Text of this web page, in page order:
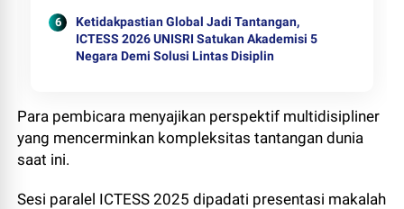
Ketidakpastian Global Jadi Tantangan,
ICTESS 2026 UNISRI Satukan Akademisi 5
Negara Demi Solusi Lintas Disiplin
Para pembicara menyajikan perspektif multidisipliner
yang mencerminkan kompleksitas tantangan dunia
saat ini.
Sesi paralel ICTESS 2025 dipadati presentasi makalah